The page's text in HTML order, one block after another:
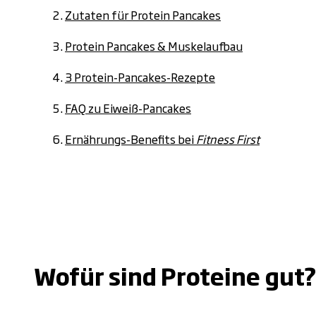
Zutaten für Protein Pancakes
Protein Pancakes & Muskelaufbau
3 Protein-Pancakes-Rezepte
FAQ zu Eiweiß-Pancakes
Ernährungs-Benefits beiFitness First
Wofür sind Proteine gut?